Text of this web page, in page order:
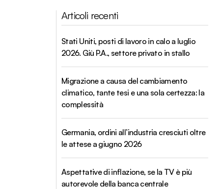
novembre 2025
Articoli recenti
Stati Uniti, posti di lavoro in calo a luglio
2026. Giù P.A., settore privato in stallo
Migrazione a causa del cambiamento
climatico, tante tesi e una sola certezza: la
complessità
Germania, ordini all’industria cresciuti oltre
le attese a giugno 2026
Aspettative di inflazione, se la TV è più
autorevole della banca centrale